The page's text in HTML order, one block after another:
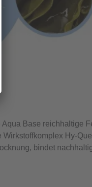
Base reichhaltige
Hy-
bindet